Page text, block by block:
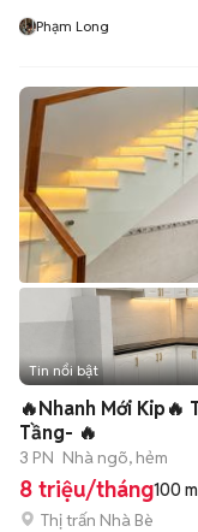
Phạm Long
Tin nổi bật
🔥Nhanh Mới
Tầng- 🔥
3 PN Nhà ngõ, hẻm
8 triệu/tháng100
Thị trấn Nhà Bè